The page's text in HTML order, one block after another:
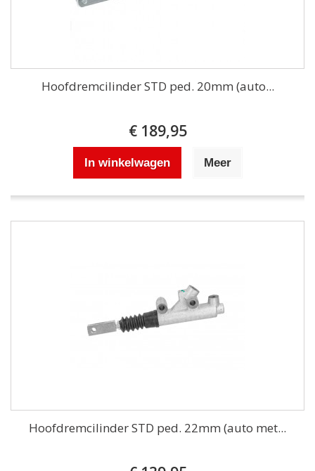
Hoofdremcilinder STD ped. 20mm (auto...
€ 189,95
In winkelwagen Meer
Hoofdremcilinder STD ped. 22mm (auto met...